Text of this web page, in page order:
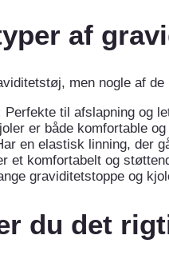
af
men nogle af
Perfekte til afslapning og
er både komfortable
en elastisk linning, der
et komfortabelt og
graviditetstoppe og
du det